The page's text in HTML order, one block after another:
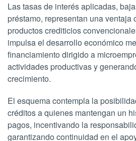
Las tasas de interés aplicadas,
préstamo, representan una ventaja
productos crediticios
impulsa el desarrollo económico
financiamiento dirigido a
actividades productivas y
crecimiento.
El esquema contempla la
créditos a quienes mantengan un
pagos, incentivando la
garantizando continuidad en el